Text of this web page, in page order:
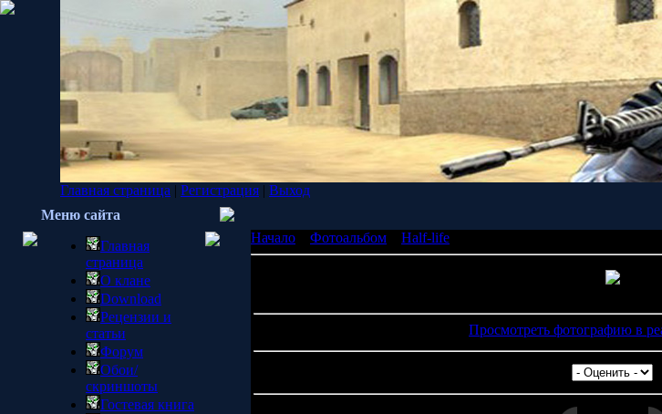
Главная страница | Регистрация | Выход
Меню сайта
Главная
страница
О клане
Download
Рецензии и
статьи
Форум
Обои/
скриншоты
Гостевая книга
Начало Фотоальбом Half-life
Просмотреть фотографию в